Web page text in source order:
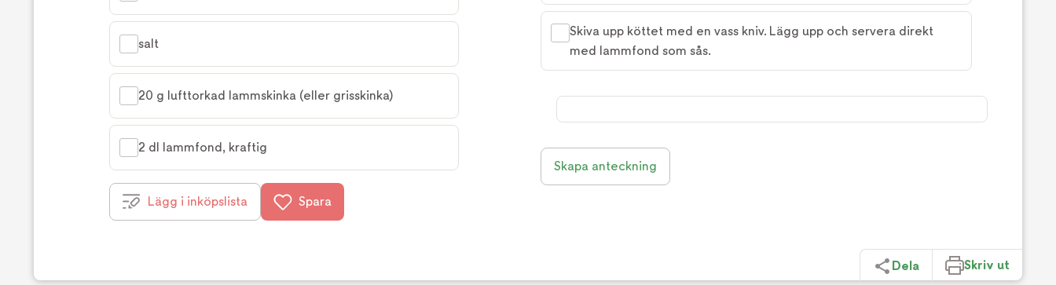
salt
20 g lufttorkad lammskinka (eller grisskinka)
2 dl lammfond, kraftig
Lägg i inköpslista Spara
Skiva upp köttet med en vass kniv. Lägg upp och servera direkt
med lammfond som sås.
Skapa anteckning
Dela Skriv ut